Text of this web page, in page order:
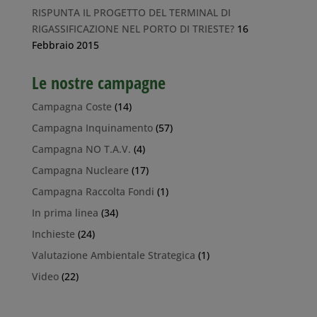
RISPUNTA IL PROGETTO DEL TERMINAL DI
RIGASSIFICAZIONE NEL PORTO DI TRIESTE? 16
Febbraio 2015
Le nostre campagne
Campagna Coste (14)
Campagna Inquinamento(57)
Campagna NO T.A.V. (4)
Campagna Nucleare (17)
Campagna Raccolta Fondi (1)
In prima linea (34)
Inchieste (24)
Valutazione Ambientale Strategica (1)
Video(22)